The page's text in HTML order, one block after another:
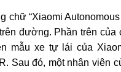
chữ “Xiaomi Autonomous
đường. Phần trên của
mẫu xe tự lái của
Sau đó, một nhân viên